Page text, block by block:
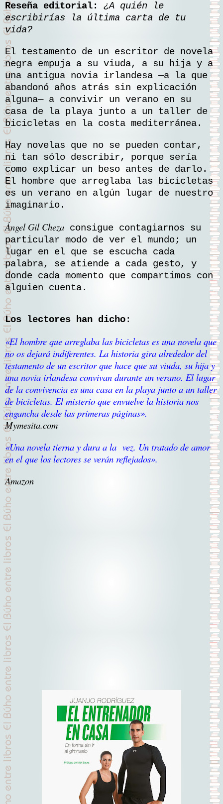
Reseña editorial:
¿A quién le
escribirías la última carta de tu
vida?
El testamento de un escritor de novela
negra empuja a su viuda, a su hija y a
una antigua novia irlandesa —a la que
abandonó años atrás sin explicación
alguna— a convivir un verano en su
casa de la playa junto a un taller de
bicicletas en la costa mediterránea.
Hay novelas que no se pueden contar,
ni tan sólo describir, porque sería
como explicar un beso antes de darlo.
El hombre que arreglaba las bicicletas
es un verano en algún lugar de nuestro
imaginario.
Ángel Gil Cheza consigue contagiarnos su
particular modo de ver el mundo; un
lugar en el que se escucha cada
palabra, se atiende a cada gesto, y
donde cada momento que compartimos con
alguien cuenta.
Los lectores han dicho:
«El hombre que arreglaba las bicicletas es una novela que
no os dejará indiferentes. La historia gira alrededor del
testamento de un escritor que hace que su viuda, su hija y
una novia irlandesa convivan durante un verano. El lugar
de la convivencia es una casa en la playa junto a un taller
de bicicletas. El misterio que envuelve la historia nos
engancha desde las primeras páginas».
Mymesita.com
«Una novela tierna y dura a la vez. Un tratado de amor
en el que los lectores se verán reflejados».
Amazon